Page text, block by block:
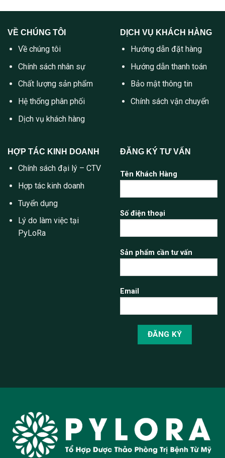
VỀ CHÚNG TÔI
Về chúng tôi
Chính sách nhân sự
Chất lượng sản phẩm
Hệ thống phân phối
Dịch vụ khách hàng
DỊCH VỤ KHÁCH HÀNG
Hướng dẫn đặt hàng
Hướng dẫn thanh toán
Bảo mật thông tin
Chính sách vận chuyển
HỢP TÁC KINH DOANH
Chính sách đại lý – CTV
Hợp tác kinh doanh
Tuyển dụng
Lý do làm việc tại
PyLoRa
ĐĂNG KÝ TƯ VẤN
Tên Khách Hàng
Số điện thoại
Sản phẩm cần tư vấn
Email